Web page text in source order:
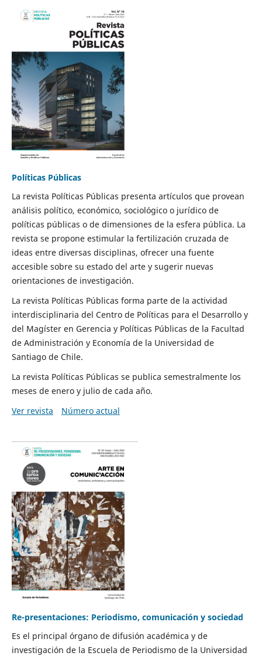
Políticas Públicas
La revista Políticas Públicas presenta artículos que provean
análisis político, económico, sociológico o jurídico de
políticas públicas o de dimensiones de la esfera pública. La
revista se propone estimular la fertilización cruzada de
ideas entre diversas disciplinas, ofrecer una fuente
accesible sobre su estado del arte y sugerir nuevas
orientaciones de investigación.
La revista Políticas Públicas forma parte de la actividad
interdisciplinaria del Centro de Políticas para el Desarrollo y
del Magíster en Gerencia y Políticas Públicas de la Facultad
de Administración y Economía de la Universidad de
Santiago de Chile.
La revista Políticas Públicas se publica semestralmente los
meses de enero y julio de cada año.
Ver revista
Número actual
Re-presentaciones: Periodismo, comunicación y sociedad
Es el principal órgano de difusión académica y de
investigación de la Escuela de Periodismo de la Universidad